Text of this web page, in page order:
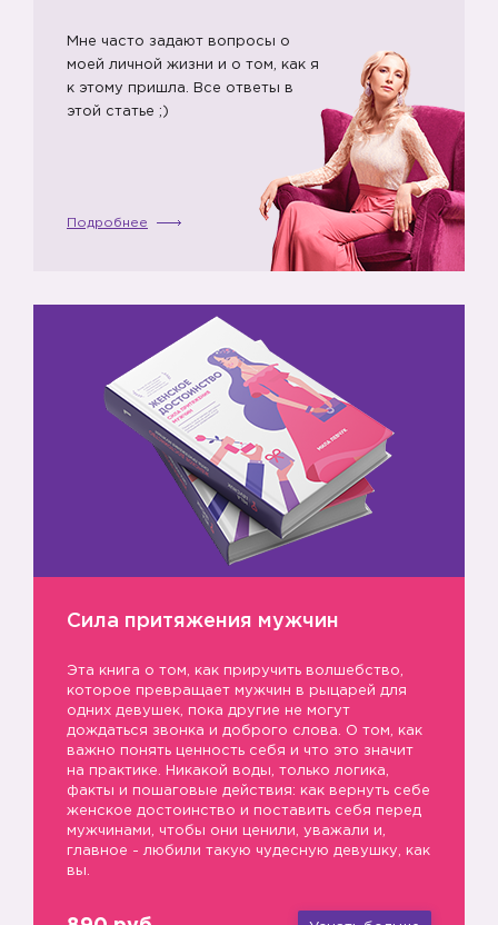
Мне часто задают вопросы о
моей личной жизни и о том, как я
к этому пришла. Все ответы в
этой статье ;)
Подробнее
Сила притяжения мужчин
Эта книга о том, как приручить волшебство,
которое превращает мужчин в рыцарей для
одних девушек, пока другие не могут
дождаться звонка и доброго слова. О том, как
важно понять ценность себя и что это значит
на практике. Никакой воды, только логика,
факты и пошаговые действия: как вернуть себе
женское достоинство и поставить себя перед
мужчинами, чтобы они ценили, уважали и,
главное - любили такую чудесную девушку, как
вы.